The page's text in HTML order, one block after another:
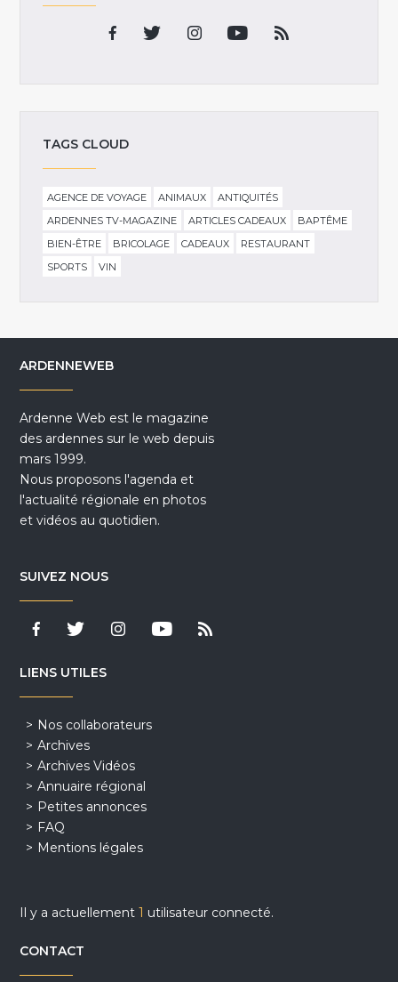
TAGS CLOUD
AGENCE DE VOYAGE ANIMAUX
ANTIQUITÉS
ARDENNES TV-MAGAZINE
ARTICLES CADEAUX
BAPTÊME
BIEN-ÊTRE
BRICOLAGE CADEAUX
RESTAURANT
SPORTS
VIN
ARDENNEWEB
Ardenne Web est le magazine
des ardennes sur le web depuis
mars 1999.
Nous proposons l'agenda et
l'actualité régionale en photos
et vidéos au quotidien.
SUIVEZ NOUS
LIENS UTILES
Nos collaborateurs
Archives
Archives Vidéos
Annuaire régional
Petites annonces
FAQ
Mentions légales
Il y a actuellement1 utilisateur connecté.
CONTACT